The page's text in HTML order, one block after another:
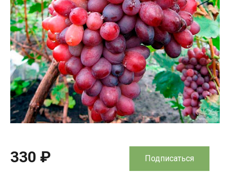
330 ₽ Подписаться